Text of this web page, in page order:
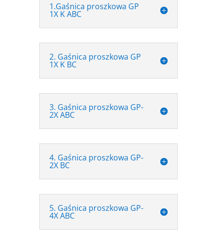
1.Gaśnica proszkowa GP
1X K ABC
2. Gaśnica proszkowa GP
1X K BC
3. Gaśnica proszkowa GP-
2X ABC
4. Gaśnica proszkowa GP-
2X BC
5. Gaśnica proszkowa GP-
4X ABC